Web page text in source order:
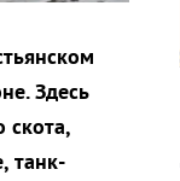
Здесь
скота,
танк-